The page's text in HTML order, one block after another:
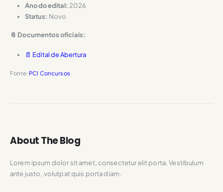
Ano do edital: 2026
Status: Novo
📎 Documentos oficiais:
📄 Edital de Abertura
Fonte: PCI Concursos
About The Blog
Lorem ipsum dolor sit amet, consectetur elit porta. Vestibulum
ante justo, volutpat quis porta diam.